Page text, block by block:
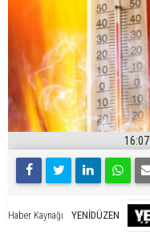
16:07
Haber Kaynağı YENİDÜZEN